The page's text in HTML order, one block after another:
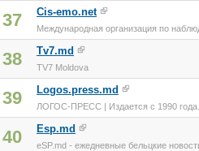
37 Cis-emo.net
Международная организация по
38 Tv7.md
TV7 Moldova
39 Logos.press.md
ЛОГОС-ПРЕСС | Издается с 1990 года.
40 Esp.md
eSP.md - ежедневные бельцкие